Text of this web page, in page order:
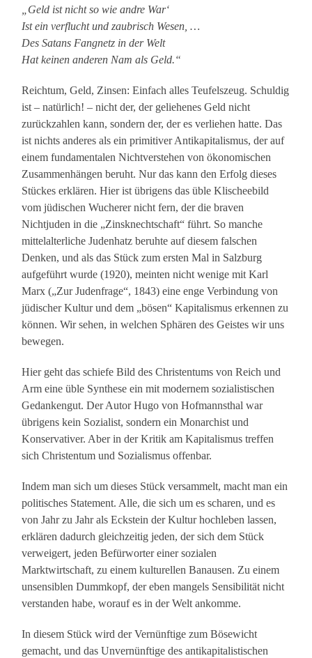
„Geld ist nicht so wie andre War‘
Ist ein verflucht und zaubrisch Wesen, …
Des Satans Fangnetz in der Welt
Hat keinen anderen Nam als Geld.“
Reichtum, Geld, Zinsen: Einfach alles Teufelszeug. Schuldig
ist – natürlich! – nicht der, der geliehenes Geld nicht
zurückzahlen kann, sondern der, der es verliehen hatte. Das
ist nichts anderes als ein primitiver Antikapitalismus, der auf
einem fundamentalen Nichtverstehen von ökonomischen
Zusammenhängen beruht. Nur das kann den Erfolg dieses
Stückes erklären. Hier ist übrigens das üble Klischeebild
vom jüdischen Wucherer nicht fern, der die braven
Nichtjuden in die „Zinsknechtschaft“ führt. So manche
mittelalterliche Judenhatz beruhte auf diesem falschen
Denken, und als das Stück zum ersten Mal in Salzburg
aufgeführt wurde (1920), meinten nicht wenige mit Karl
Marx („Zur Judenfrage“, 1843) eine enge Verbindung von
jüdischer Kultur und dem „bösen“ Kapitalismus erkennen zu
können. Wir sehen, in welchen Sphären des Geistes wir uns
bewegen.
Hier geht das schiefe Bild des Christentums von Reich und
Arm eine üble Synthese ein mit modernem sozialistischen
Gedankengut. Der Autor Hugo von Hofmannsthal war
übrigens kein Sozialist, sondern ein Monarchist und
Konservativer. Aber in der Kritik am Kapitalismus treffen
sich Christentum und Sozialismus offenbar.
Indem man sich um dieses Stück versammelt, macht man ein
politisches Statement. Alle, die sich um es scharen, und es
von Jahr zu Jahr als Eckstein der Kultur hochleben lassen,
erklären dadurch gleichzeitig jeden, der sich dem Stück
verweigert, jeden Befürworter einer sozialen
Marktwirtschaft, zu einem kulturellen Banausen. Zu einem
unsensiblen Dummkopf, der eben mangels Sensibilität nicht
verstanden habe, worauf es in der Welt ankomme.
In diesem Stück wird der Vernünftige zum Bösewicht
gemacht, und das Unvernünftige des antikapitalistischen